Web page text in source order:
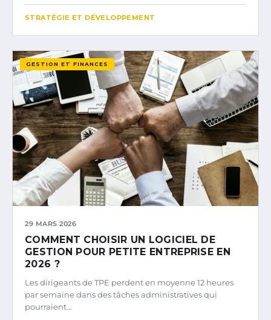
STRATÉGIE ET DÉVELOPPEMENT
GESTION ET FINANCES
29 MARS 2026
COMMENT CHOISIR UN LOGICIEL DE
GESTION POUR PETITE ENTREPRISE EN
2026 ?
Les dirigeants de TPE perdent en moyenne 12 heures
par semaine dans des tâches administratives qui
pourraient…